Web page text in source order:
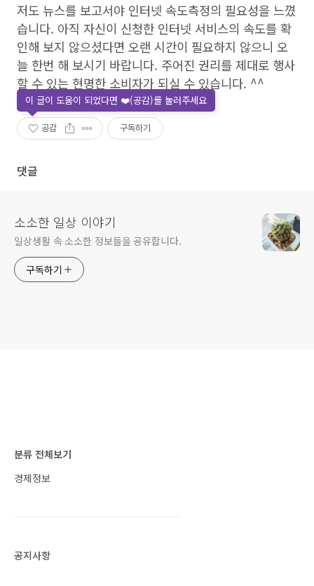
저도 뉴스를 보고서야 인터넷 속도측정의 필요성을 느꼈
습니다. 아직 자신이 신청한 인터넷 서비스의 속도를 확
인해 보지 않으셨다면 오랜 시간이 필요하지 않으니 오
늘 한번 해 보시기 바랍니다. 주어진 권리를 제대로 행사
할 수 있는 현명한 소비자가 되실 수 있습니다. ^^
이 글이 도움이 되었다면 ❤️(공감)를 눌러주세요
공감 구독하기
댓글
소소한 일상 이야기
일상생활 속 소소한 정보들을 공유합니다.
구독하기
분류 전체보기
경제정보
공지사항